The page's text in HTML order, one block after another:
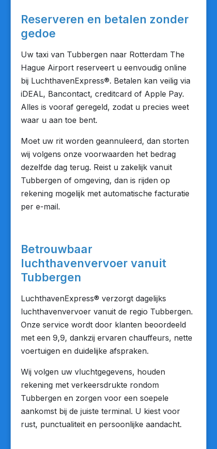
Reserveren en betalen zonder
gedoe
Uw taxi van Tubbergen naar Rotterdam The
Hague Airport reserveert u eenvoudig online
bij LuchthavenExpress®. Betalen kan veilig via
iDEAL, Bancontact, creditcard of Apple Pay.
Alles is vooraf geregeld, zodat u precies weet
waar u aan toe bent.
Moet uw rit worden geannuleerd, dan storten
wij volgens onze voorwaarden het bedrag
dezelfde dag terug. Reist u zakelijk vanuit
Tubbergen of omgeving, dan is rijden op
rekening mogelijk met automatische facturatie
per e-mail.
Betrouwbaar
luchthavenvervoer vanuit
Tubbergen
LuchthavenExpress® verzorgt dagelijks
luchthavenvervoer vanuit de regio Tubbergen.
Onze service wordt door klanten beoordeeld
met een 9,9, dankzij ervaren chauffeurs, nette
voertuigen en duidelijke afspraken.
Wij volgen uw vluchtgegevens, houden
rekening met verkeersdrukte rondom
Tubbergen en zorgen voor een soepele
aankomst bij de juiste terminal. U kiest voor
rust, punctualiteit en persoonlijke aandacht.